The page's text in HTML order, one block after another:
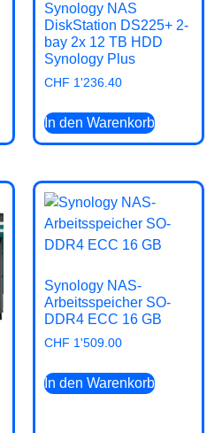
Synology NAS
DiskStation DS225+ 2-
bay 2x 12 TB HDD
Synology Plus
CHF 1'236.40
In den Warenkorb
Synology NAS-
Arbeitsspeicher SO-
DDR4 ECC 16 GB
CHF 1'509.00
In den Warenkorb